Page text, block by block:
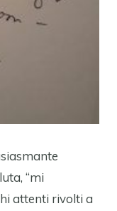
“mi
attenti rivolti a